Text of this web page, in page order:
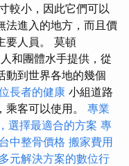
較小，因此它們可以
法進入的地方，而且價
要人員。 莫頓
和團體水手提供，從
動到世界各地的幾個
長者的健康 小組道路
客可以使用。 專業
選擇最適合的方案 專
台中整骨價格 搬家費用
元解決方案的數位行